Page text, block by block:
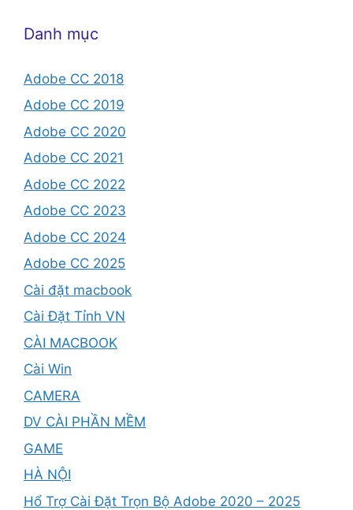
Danh mục
Adobe CC 2018
Adobe CC 2019
Adobe CC 2020
Adobe CC 2021
Adobe CC 2022
Adobe CC 2023
Adobe CC 2024
Adobe CC 2025
Cài đặt macbook
Cài Đặt Tỉnh VN
CÀI MACBOOK
Cài Win
CAMERA
DV CÀI PHẦN MỀM
GAME
HÀ NỘI
Hổ Trợ Cài Đặt Trọn Bộ Adobe 2020 – 2025